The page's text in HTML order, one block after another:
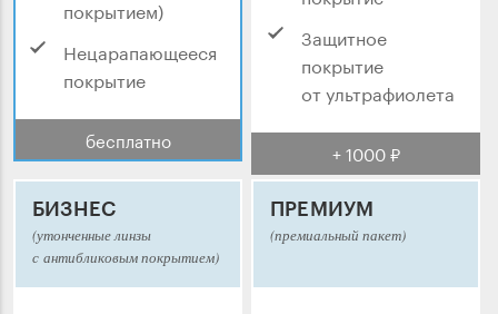
покрытием)
Нецарапающееся
покрытие
бесплатно
Защитное
покрытие
от ультрафиолета
+ 1000 ₽
БИЗНЕС
(утонченные линзы
с антибликовым покрытием)
ПРЕМИУМ
(премиальный пакет)